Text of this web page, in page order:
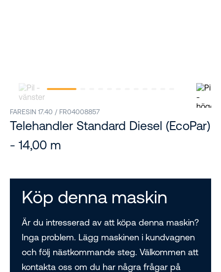
FARESIN 17.40 / FR04008857
Telehandler Standard Diesel (EcoPar)
- 14,00 m
Köp denna maskin
Är du intresserad av att köpa denna maskin?
Inga problem. Lägg maskinen i kundvagnen
och följ nästkommande steg. Välkommen att
kontakta oss om du har några frågar på